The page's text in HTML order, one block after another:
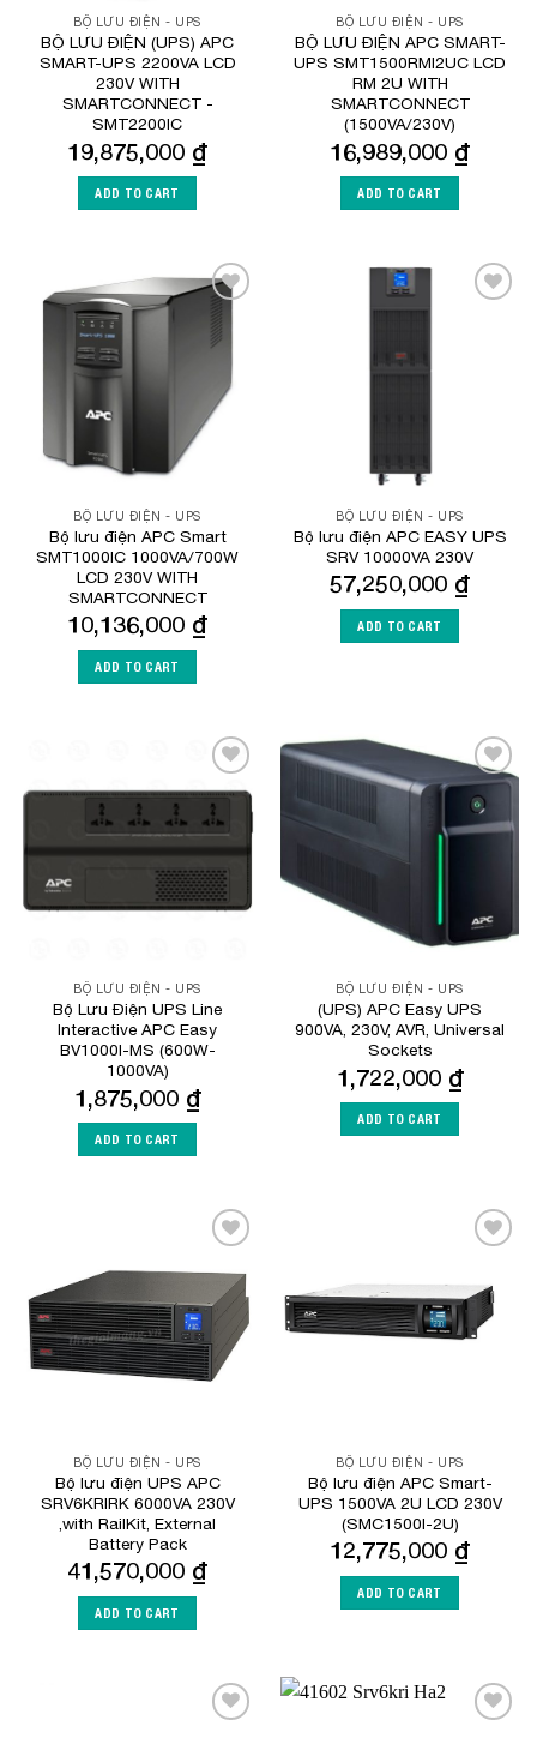
BỘ LƯU ĐIỆN - UPS
BỘ LƯU ĐIỆN (UPS) APC
SMART-UPS 2200VA LCD
230V WITH
SMARTCONNECT -
SMT2200IC
19,875,000 ₫
ADD TO CART
BỘ LƯU ĐIỆN - UPS
BỘ LƯU ĐIỆN APC SMART-
UPS SMT1500RMI2UC LCD
RM 2U WITH
SMARTCONNECT
(1500VA/230V)
16,989,000 ₫
ADD TO CART
Wishlist
BỘ LƯU ĐIỆN - UPS
Bộ lưu điện APC Smart
SMT1000IC 1000VA/700W
LCD 230V WITH
SMARTCONNECT
10,136,000 ₫
ADD TO CART
BỘ LƯU ĐIỆN - UPS
Bộ lưu điện APC EASY UPS
SRV 10000VA 230V
57,250,000 ₫
ADD TO CART
Add to
Wishlist
BỘ LƯU ĐIỆN - UPS
Bộ Lưu Điện UPS Line
Interactive APC Easy
BV1000I-MS (600W-
1000VA)
1,875,000 ₫
ADD TO CART
Add to
Wishlist
BỘ LƯU ĐIỆN - UPS
(UPS) APC Easy UPS
900VA, 230V, AVR, Universal
Sockets
1,722,000 ₫
ADD TO CART
Wishlist
BỘ LƯU ĐIỆN - UPS
Bộ lưu điện UPS APC
SRV6KRIRK 6000VA 230V
,with RailKit, External
Battery Pack
41,570,000 ₫
ADD TO CART
BỘ LƯU ĐIỆN - UPS
Bộ lưu điện APC Smart-
UPS 1500VA 2U LCD 230V
(SMC1500I-2U)
12,775,000 ₫
ADD TO CART